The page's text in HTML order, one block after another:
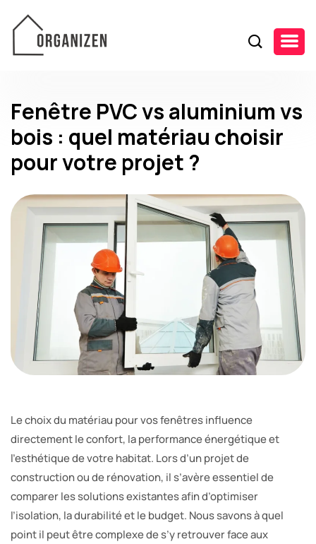
Fenêtre PVC vs aluminium vs
bois : quel matériau choisir
pour votre projet ?
Le choix du matériau pour vos fenêtres influence
directement le confort, la performance énergétique et
l’esthétique de votre habitat. Lors d’un projet de
construction ou de rénovation, il s’avère essentiel de
comparer les solutions existantes afin d’optimiser
l’isolation, la durabilité et le budget. Nous savons à quel
point il peut être complexe de s’y retrouver face aux